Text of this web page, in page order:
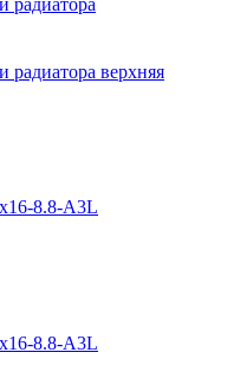
радиатора
радиатора верхняя
8.8-A3L
8.8-A3L